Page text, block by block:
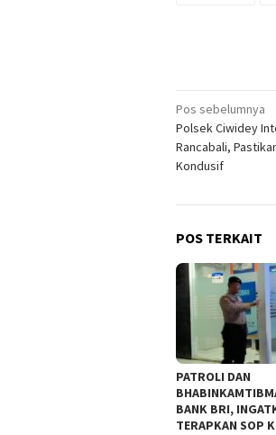
Navigasi
pos
Pos sebelumnya
Polsek Ciwidey
Rancabali,
Kondusif
POS TERKAIT
‎PATROLI DAN
BANK BRI,
TERAPKAN SOP